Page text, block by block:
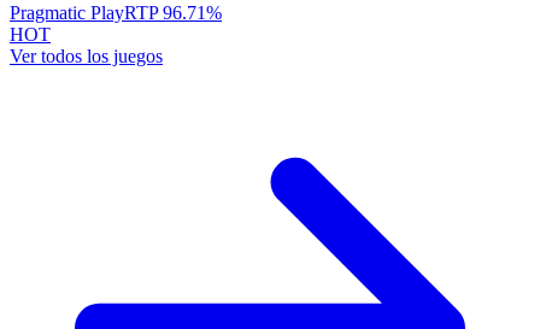
Pragmatic PlayRTP96.71%
HOT
Ver todos los juegos